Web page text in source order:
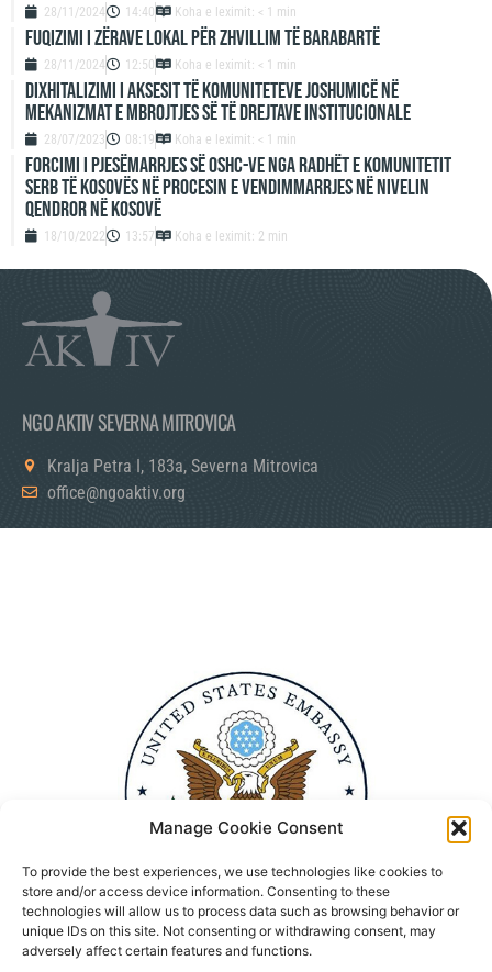
Manage Cookie Consent
To provide the best experiences, we use technologies like cookies to
store and/or access device information. Consenting to these
technologies will allow us to process data such as browsing behavior or
unique IDs on this site. Not consenting or withdrawing consent, may
adversely affect certain features and functions.
28/11/2024 14:40 Koha e leximit: < 1 min
Fuqizimi i zërave lokal për zhvillim të barabartë
28/11/2024 12:50 Koha e leximit: < 1 min
Dixhitalizimi i aksesit të komuniteteve joshumicë në
mekanizmat e mbrojtjes së të drejtave institucionale
28/07/2023 08:19 Koha e leximit: < 1 min
FORCIMI I PJESËMARRJES SË OSHC-VE NGA RADHËT E KOMUNITETIT
SERB TË KOSOVËS NË PROCESIN E VENDIMMARRJES NË NIVELIN
QENDROR NË KOSOVË
18/10/2022 13:57 Koha e leximit: 2 min
NGO AKTIV SEVERNA MITROVICA
Kralja Petra I, 183a, Severna Mitrovica
office@ngoaktiv.org